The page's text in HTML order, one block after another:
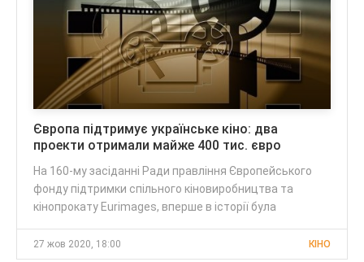
Європа підтримує українське кіно: два
проекти отримали майже 400 тис. євро
На 160-му засіданні Ради правління Європейського
фонду підтримки спільного кіновиробництва та
кінопрокату Eurimages, вперше в історії була
27 жов 2020, 18:00 КІНО